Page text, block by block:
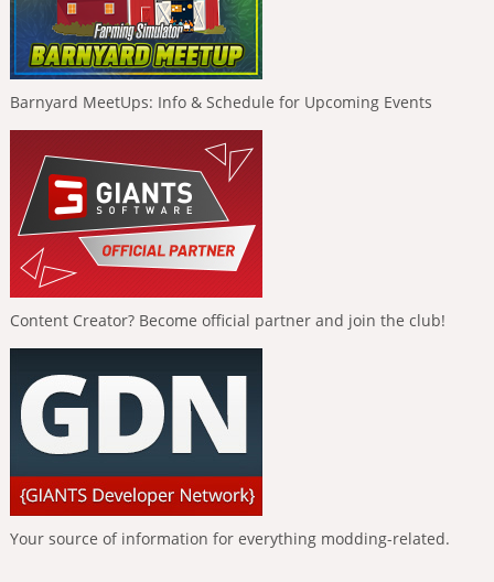
Barnyard MeetUps: Info & Schedule for Upcoming Events
Content Creator? Become official partner and join the club!
Your source of information for everything modding-related.